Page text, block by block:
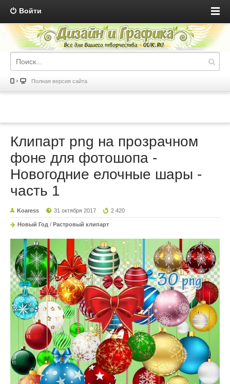
Войти
Полная версия сайта
Клипарт png на прозрачном
фоне для фотошопа -
Новогодние елочные шары -
часть 1
Koaress 31 октября 2017 2 420
Новый Год / Растровый клипарт